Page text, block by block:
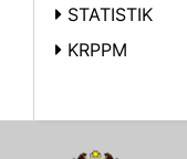
STATISTIK
KRPPM